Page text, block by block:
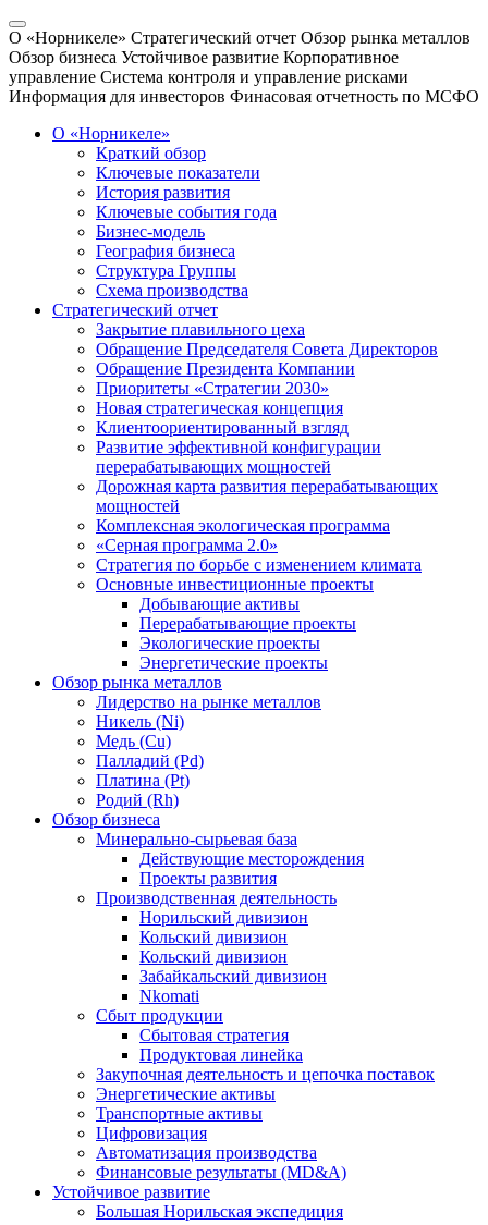
О «Норникеле» Стратегический отчет Обзор рынка металлов
Обзор бизнеса Устойчивое развитие Корпоративное
управление Система контроля и управление рисками
Информация для инвесторов Финасовая отчетность по МСФО
О «Норникеле»
Краткий обзор
Ключевые показатели
История развития
Ключевые события года
Бизнес-модель
География бизнеса
Структура Группы
Схема производства
Стратегический отчет
Закрытие плавильного цеха
Обращение Председателя Совета Директоров
Обращение Президента Компании
Приоритеты «Стратегии 2030»
Новая стратегическая концепция
Клиентоориентированный взгляд
Развитие эффективной конфигурации
перерабатывающих мощностей
Дорожная карта развития перерабатывающих
мощностей
Комплексная экологическая программа
«Серная программа 2.0»
Стратегия по борьбе с изменением климата
Основные инвестиционные проекты
Добывающие активы
Перерабатывающие проекты
Экологические проекты
Энергетические проекты
Обзор рынка металлов
Лидерство на рынке металлов
Никель (Ni)
Медь (Cu)
Палладий (Pd)
Платина (Pt)
Родий (Rh)
Обзор бизнеса
Минерально-сырьевая база
Действующие месторождения
Проекты развития
Производственная деятельность
Норильский дивизион
Кольский дивизион
Кольский дивизион
Забайкальский дивизион
Nkomati
Сбыт продукции
Сбытовая стратегия
Продуктовая линейка
Закупочная деятельность и цепочка поставок
Энергетические активы
Транспортные активы
Цифровизация
Автоматизация производства
Финансовые результаты (MD&A)
Устойчивое развитие
Большая Норильская экспедиция